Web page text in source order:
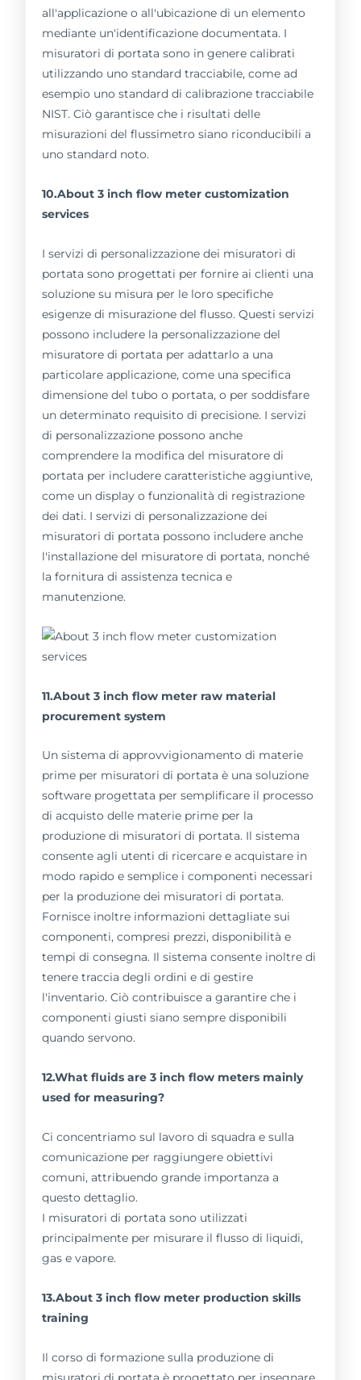
all'applicazione o all'ubicazione di un elemento
mediante un'identificazione documentata. I
misuratori di portata sono in genere calibrati
utilizzando uno standard tracciabile, come ad
esempio uno standard di calibrazione tracciabile
NIST. Ciò garantisce che i risultati delle
misurazioni del flussimetro siano riconducibili a
uno standard noto.
10.About 3 inch flow meter customization
services
I servizi di personalizzazione dei misuratori di
portata sono progettati per fornire ai clienti una
soluzione su misura per le loro specifiche
esigenze di misurazione del flusso. Questi servizi
possono includere la personalizzazione del
misuratore di portata per adattarlo a una
particolare applicazione, come una specifica
dimensione del tubo o portata, o per soddisfare
un determinato requisito di precisione. I servizi
di personalizzazione possono anche
comprendere la modifica del misuratore di
portata per includere caratteristiche aggiuntive,
come un display o funzionalità di registrazione
dei dati. I servizi di personalizzazione dei
misuratori di portata possono includere anche
l'installazione del misuratore di portata, nonché
la fornitura di assistenza tecnica e
manutenzione.
11.About 3 inch flow meter raw material
procurement system
Un sistema di approvvigionamento di materie
prime per misuratori di portata è una soluzione
software progettata per semplificare il processo
di acquisto delle materie prime per la
produzione di misuratori di portata. Il sistema
consente agli utenti di ricercare e acquistare in
modo rapido e semplice i componenti necessari
per la produzione dei misuratori di portata.
Fornisce inoltre informazioni dettagliate sui
componenti, compresi prezzi, disponibilità e
tempi di consegna. Il sistema consente inoltre di
tenere traccia degli ordini e di gestire
l'inventario. Ciò contribuisce a garantire che i
componenti giusti siano sempre disponibili
quando servono.
12.What fluids are 3 inch flow meters mainly
used for measuring?
Ci concentriamo sul lavoro di squadra e sulla
comunicazione per raggiungere obiettivi
comuni, attribuendo grande importanza a
questo dettaglio.
I misuratori di portata sono utilizzati
principalmente per misurare il flusso di liquidi,
gas e vapore.
13.About 3 inch flow meter production skills
training
Il corso di formazione sulla produzione di